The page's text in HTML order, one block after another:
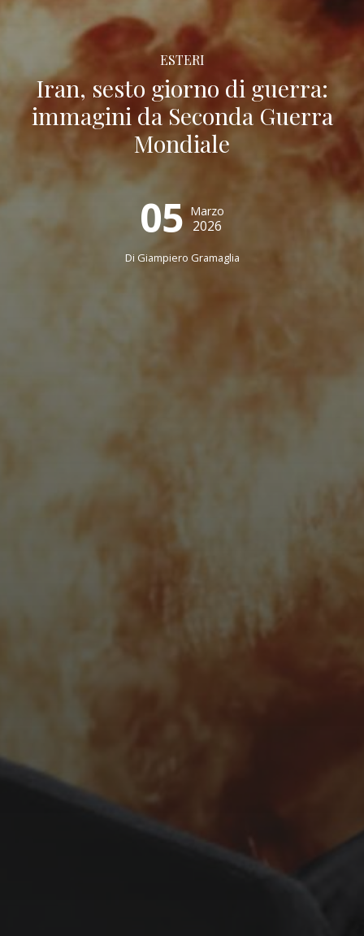
ESTERI
Iran, sesto giorno di guerra:
immagini da Seconda Guerra
Mondiale
05 Marzo
2026
Di Giampiero Gramaglia